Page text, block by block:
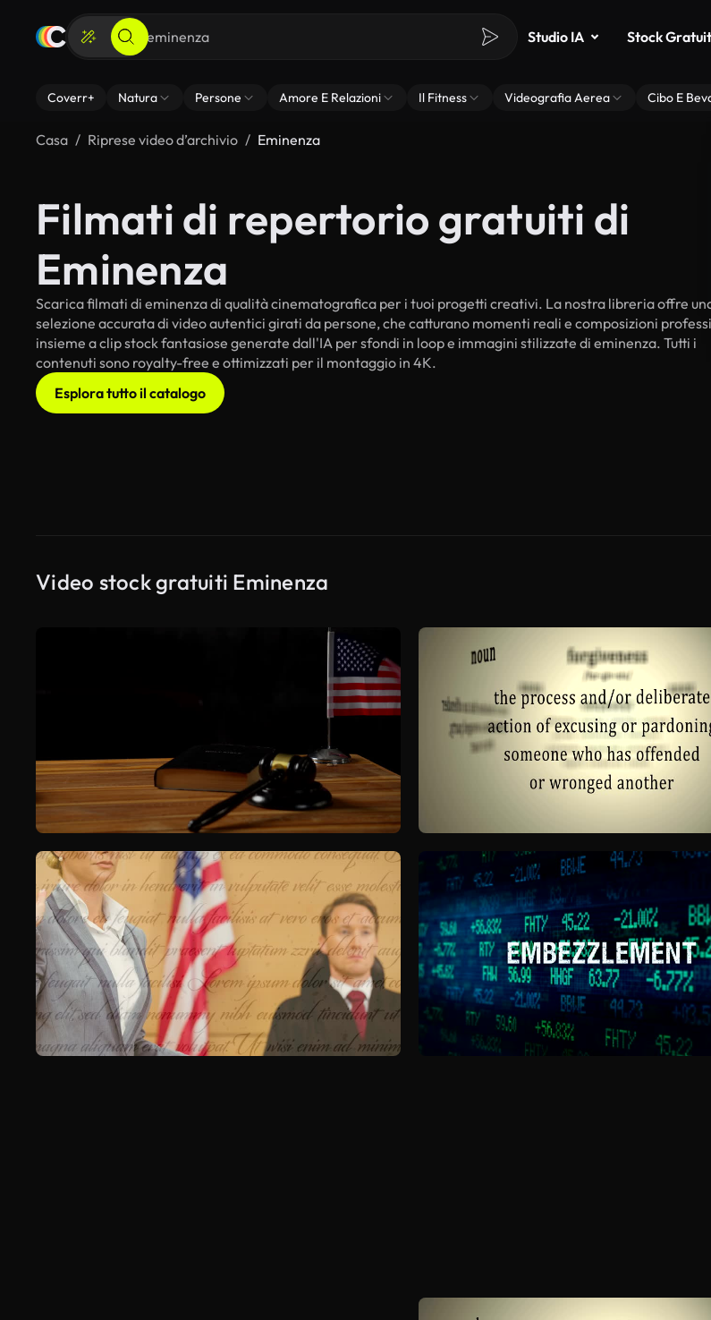
Studio IA Stock
Coverr+ Natura Persone Amore E Relazioni Il Fitness Videografia Aerea Cibo E
Casa Riprese video d’archivio Eminenza
Filmati di repertorio gratuiti di
Eminenza
Scarica filmati di eminenza di qualità cinematografica per i tuoi progetti creativi. La nostra libreria offre
selezione accurata di video autentici girati da persone, che catturano momenti reali e composizioni
insieme a clip stock fantasiose generate dall'IA per sfondi in loop e immagini stilizzate di eminenza. Tutti i
contenuti sono royalty-free e ottimizzati per il montaggio in 4K.
Esplora tutto il catalogo
Video stock gratuiti Eminenza